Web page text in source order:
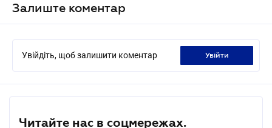
Залиште коментар
Увійдіть, щоб залишити коментар увійти
Читайте нас в соцмережах.